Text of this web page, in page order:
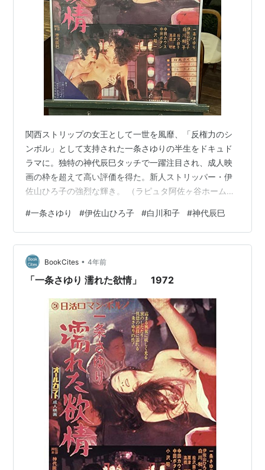
関西ストリップの女王として一世を風靡、「反権力のシ
ンボル」として支持された一条さゆりの半生をドキュド
ラマに。独特の神代辰巳タッチで一躍注目され、成人映
画の枠を超えて高い評価を得た。新人ストリッパー・伊
佐山ひろ子の強烈な輝き。 （ラピュタ阿佐ヶ谷ホームペ
山ひろ子/白川和子/絵沢萠子/高橋明/粟津號/中田カウス/
中田ボタン/小沢昭一 秋のラピュタ阿佐ヶ谷は『日本映画
監督プレゼンツ”時代と切り結ぶ”映画作家たち&「映画監
督って何だ！」』である。「映画監督って何だ！」も観
ておきたかった〜。 さて、で西荻窪での用事の帰りに行
#一条さゆり #伊佐山ひろ子 #白川和子 #神代辰巳
BookCites • 4年前
「一条さゆり 濡れた欲情」 1972